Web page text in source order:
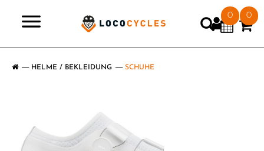
0 0
HELME / BEKLEIDUNG SCHUHE